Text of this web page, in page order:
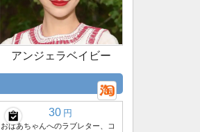
アンジェラベイビー
30 円
おばあちゃんへのラブレター、コ